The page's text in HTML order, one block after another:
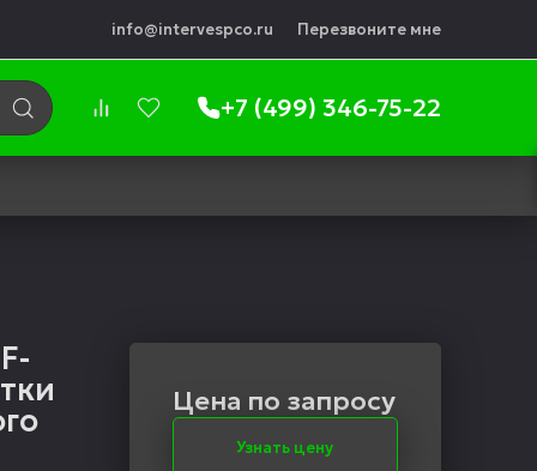
info@intervespco.ru Перезвоните мне
+7 (499) 346-75-22
Цена по запросу
Узнать цену